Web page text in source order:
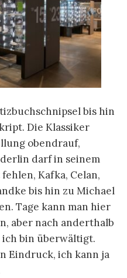
bis hin
Die Klassiker
obendrauf,
darf in seinem
Kafka, Celan,
bis hin zu Michael
Tage kann man hier
aber nach anderthalb
ich bin überwältigt.
Eindruck, ich kann ja